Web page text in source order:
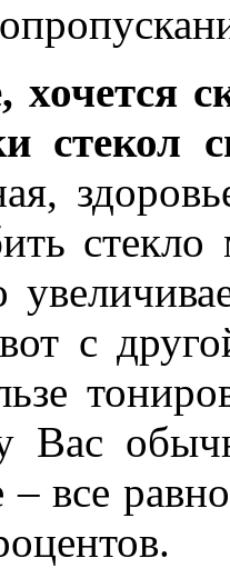
хочется
стекол
с
Вас
все